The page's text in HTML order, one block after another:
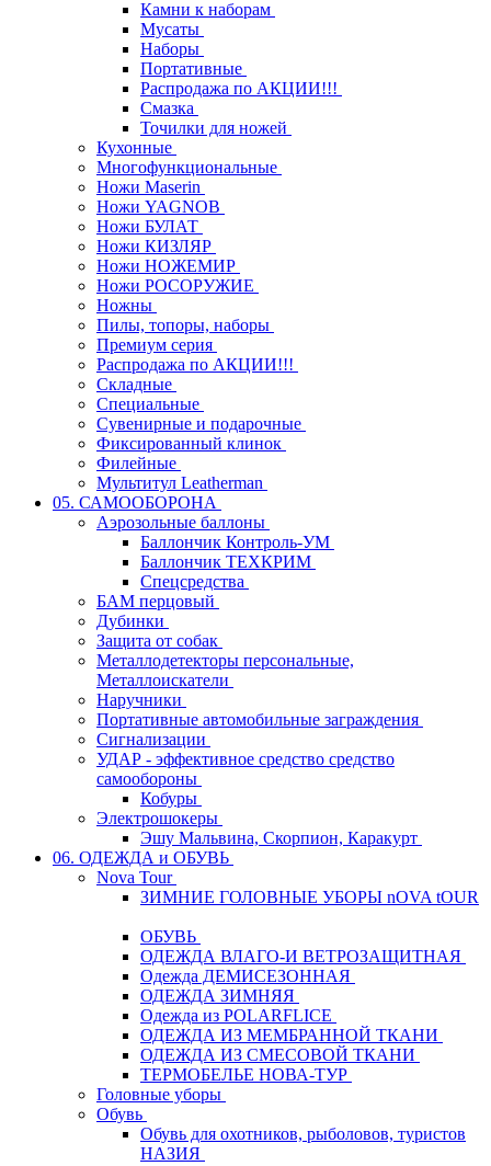
Камни к наборам
Мусаты
Наборы
Портативные
Распродажа по АКЦИИ!!!
Смазка
Точилки для ножей
Кухонные
Многофункциональные
Ножи Maserin
Ножи YAGNOB
Ножи БУЛАТ
Ножи КИЗЛЯР
Ножи НОЖЕМИР
Ножи РОСОРУЖИЕ
Ножны
Пилы, топоры, наборы
Премиум серия
Распродажа по АКЦИИ!!!
Складные
Специальные
Сувенирные и подарочные
Фиксированный клинок
Филейные
Мультитул Leatherman
05. САМООБОРОНА
Аэрозольные баллоны
Баллончик Контроль-УМ
Баллончик ТЕХКРИМ
Спецсредства
БАМ перцовый
Дубинки
Защита от собак
Металлодетекторы персональные,
Металлоискатели
Наручники
Портативные автомобильные заграждения
Сигнализации
УДАР - эффективное средство средство
самообороны
Кобуры
Электрошокеры
Эшу Мальвина, Скорпион, Каракурт
06. ОДЕЖДА и ОБУВЬ
Nova Tour
ЗИМНИЕ ГОЛОВНЫЕ УБОРЫ nOVA tOUR
ОБУВЬ
ОДЕЖДА ВЛАГО-И ВЕТРОЗАЩИТНАЯ
Одежда ДЕМИСЕЗОННАЯ
ОДЕЖДА ЗИМНЯЯ
Одежда из POLARFLICE
ОДЕЖДА ИЗ МЕМБРАННОЙ ТКАНИ
ОДЕЖДА ИЗ СМЕСОВОЙ ТКАНИ
ТЕРМОБЕЛЬЕ НОВА-ТУР
Головные уборы
Обувь
Обувь для охотников, рыболовов, туристов
НАЗИЯ